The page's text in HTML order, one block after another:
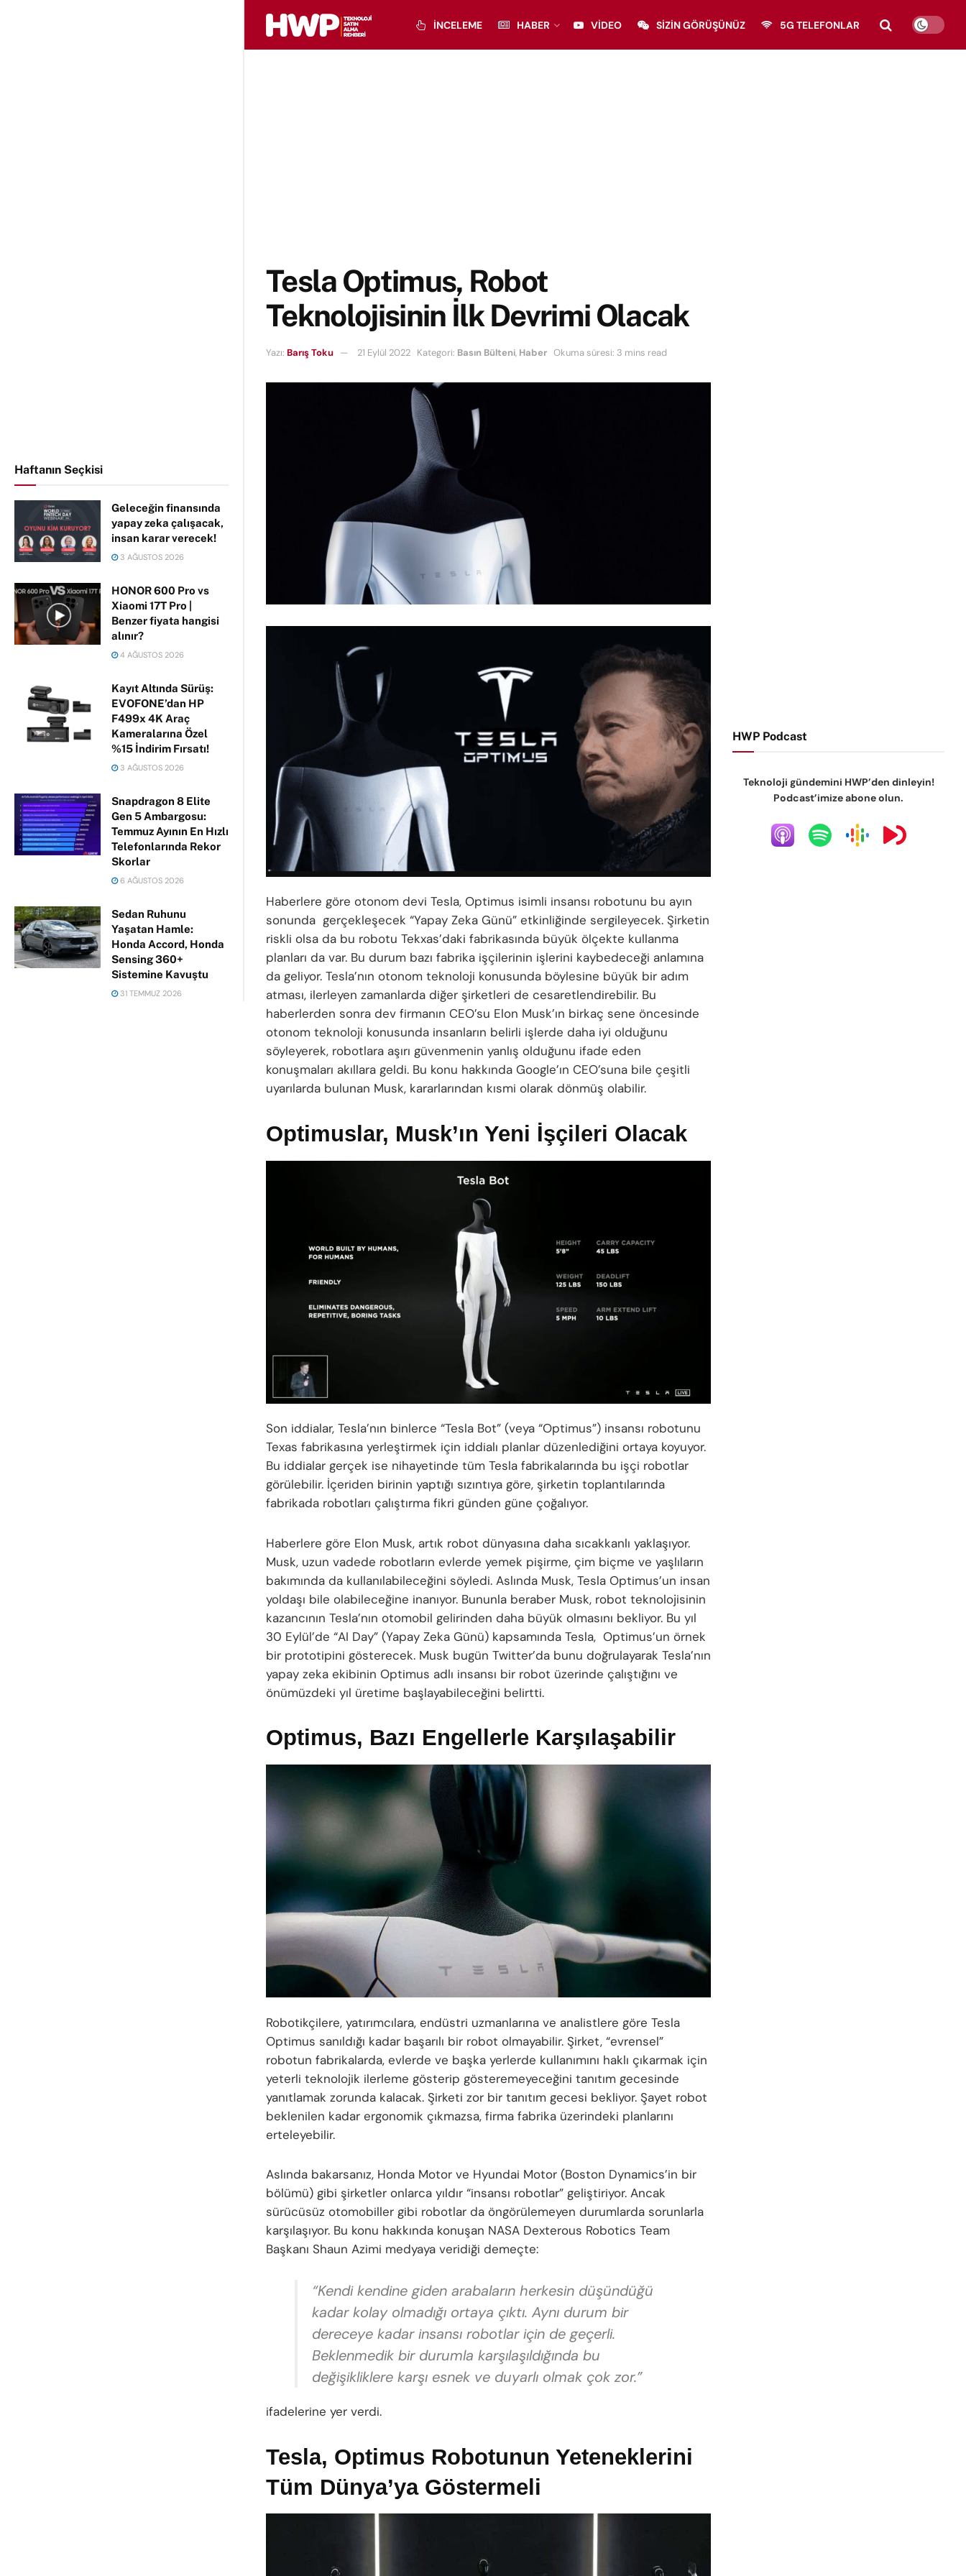
Haftanın Seçkisi
Geleceğin finansında
yapay zeka çalışacak,
insan karar verecek!
3 AĞUSTOS 2026
HONOR 600 Pro vs
Xiaomi 17T Pro |
Benzer fiyata hangisi
alınır?
4 AĞUSTOS 2026
Kayıt Altında Sürüş:
EVOFONE’dan HP
F499x 4K Araç
Kameralarına Özel
%15 İndirim Fırsatı!
3 AĞUSTOS 2026
Snapdragon 8 Elite
Gen 5 Ambargosu:
Temmuz Ayının En Hızlı
Telefonlarında Rekor
Skorlar
6 AĞUSTOS 2026
Sedan Ruhunu
Yaşatan Hamle:
Honda Accord, Honda
Sensing 360+
Sistemine Kavuştu
31 TEMMUZ 2026
İNCELEME HABER VIDEO SIZIN GÖRÜŞÜNÜZ 5G TELEFONLAR
Tesla Optimus, Robot
Teknolojisinin İlk Devrimi Olacak
Yazı: Barış Toku 21 Eylül 2022 Kategori: Basın Bülteni, Haber Okuma süresi: 3 mins read
Haberlere göre otonom devi Tesla, Optimus isimli insansı robotunu bu ayın
sonunda gerçekleşecek “Yapay Zeka Günü” etkinliğinde sergileyecek. Şirketin
riskli olsa da bu robotu Tekxas’daki fabrikasında büyük ölçekte kullanma
planları da var. Bu durum bazı fabrika işçilerinin işlerini kaybedeceği anlamına
da geliyor. Tesla’nın otonom teknoloji konusunda böylesine büyük bir adım
atması, ilerleyen zamanlarda diğer şirketleri de cesaretlendirebilir. Bu
haberlerden sonra dev firmanın CEO’su Elon Musk’ın birkaç sene öncesinde
otonom teknoloji konusunda insanların belirli işlerde daha iyi olduğunu
söyleyerek, robotlara aşırı güvenmenin yanlış olduğunu ifade eden
konuşmaları akıllara geldi. Bu konu hakkında Google’ın CEO’suna bile çeşitli
uyarılarda bulunan Musk, kararlarından kısmi olarak dönmüş olabilir.
Optimuslar, Musk’ın Yeni İşçileri Olacak
Son iddialar, Tesla’nın binlerce “Tesla Bot” (veya “Optimus”) insansı robotunu
Texas fabrikasına yerleştirmek için iddialı planlar düzenlediğini ortaya koyuyor.
Bu iddialar gerçek ise nihayetinde tüm Tesla fabrikalarında bu işçi robotlar
görülebilir. İçeriden birinin yaptığı sızıntıya göre, şirketin toplantılarında
fabrikada robotları çalıştırma fikri günden güne çoğalıyor.
Haberlere göre Elon Musk, artık robot dünyasına daha sıcakkanlı yaklaşıyor.
Musk, uzun vadede robotların evlerde yemek pişirme, çim biçme ve yaşlıların
bakımında da kullanılabileceğini söyledi. Aslında Musk, Tesla Optimus’un insan
yoldaşı bile olabileceğine inanıyor. Bununla beraber Musk, robot teknolojisinin
kazancının Tesla’nın otomobil gelirinden daha büyük olmasını bekliyor. Bu yıl
30 Eylül’de “AI Day” (Yapay Zeka Günü) kapsamında Tesla, Optimus’un örnek
bir prototipini gösterecek. Musk bugün Twitter’da bunu doğrulayarak Tesla’nın
yapay zeka ekibinin Optimus adlı insansı bir robot üzerinde çalıştığını ve
önümüzdeki yıl üretime başlayabileceğini belirtti.
Optimus, Bazı Engellerle Karşılaşabilir
Robotikçilere, yatırımcılara, endüstri uzmanlarına ve analistlere göre Tesla
Optimus sanıldığı kadar başarılı bir robot olmayabilir. Şirket, “evrensel”
robotun fabrikalarda, evlerde ve başka yerlerde kullanımını haklı çıkarmak için
yeterli teknolojik ilerleme gösterip gösteremeyeceğini tanıtım gecesinde
yanıtlamak zorunda kalacak. Şirketi zor bir tanıtım gecesi bekliyor. Şayet robot
beklenilen kadar ergonomik çıkmazsa, firma fabrika üzerindeki planlarını
erteleyebilir.
Aslında bakarsanız, Honda Motor ve Hyundai Motor (Boston Dynamics’in bir
bölümü) gibi şirketler onlarca yıldır “insansı robotlar” geliştiriyor. Ancak
sürücüsüz otomobiller gibi robotlar da öngörülemeyen durumlarda sorunlarla
karşılaşıyor. Bu konu hakkında konuşan NASA Dexterous Robotics Team
Başkanı Shaun Azimi medyaya veridiği demeçte:
“Kendi kendine giden arabaların herkesin düşündüğü
kadar kolay olmadığı ortaya çıktı. Aynı durum bir
dereceye kadar insansı robotlar için de geçerli.
Beklenmedik bir durumla karşılaşıldığında bu
değişikliklere karşı esnek ve duyarlı olmak çok zor.”
ifadelerine yer verdi.
Tesla, Optimus Robotunun Yeteneklerini
Tüm Dünya’ya Göstermeli
HWP Podcast
Teknoloji gündemini HWP’den dinleyin!
Podcast’imize abone olun.